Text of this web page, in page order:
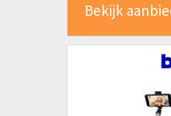
Bekijk